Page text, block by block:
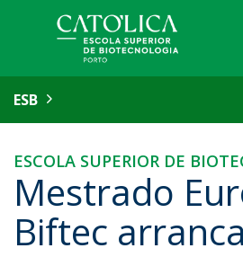
ESB
ESCOLA SUPERIOR DE
Mestrado
Biftec